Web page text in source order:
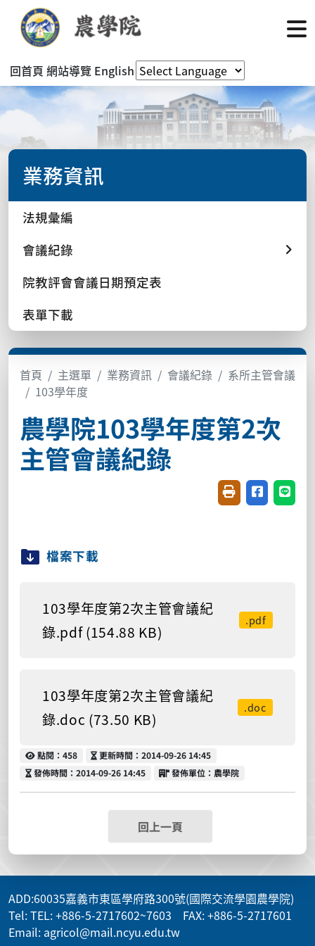
回首頁 網站導覽 English
業務資訊
法規彙編
會議紀錄
院教評會會議日期預定表
表單下載
首頁 主選單 業務資訊 會議紀錄
系所主管會議
103學年度
農學院103學年度第2次
主管會議紀錄
友善列印(開新視
分享至臉書
分享
檔案下載
103學年度第2次主管會議紀
錄.pdf (154.88 KB)
.pdf
103學年度第2次主管會議紀
錄.doc (73.50 KB)
.doc
點閱
點閱：458 更新時間
更新時間：2014-09-26 14:45
發佈時間
發佈時間：2014-09-26 14:45 發佈單位
發佈單位：農學院
回上一頁
ADD:60035嘉義市東區學府路300號(國際交流學園農學院)
Tel: TEL: +886-5-2717602~7603 FAX: +886-5-2717601
Email: agricol@mail.ncyu.edu.tw